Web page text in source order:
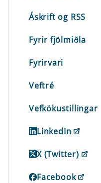
Áskrift og RSS
Fyrir fjölmiðla
Fyrirvari
Veftré
Vefkökustillingar
LinkedIn
X (Twitter)
Facebook